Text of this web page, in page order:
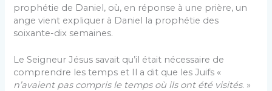
prophétie de Daniel, où, en réponse à une prière, un
ange vient expliquer à Daniel la prophétie des
soixante-dix semaines.
Le Seigneur Jésus savait qu’il était nécessaire de
comprendre les temps et Il a dit que les Juifs «
n’avaient pas compris le temps où ils ont été visités. »